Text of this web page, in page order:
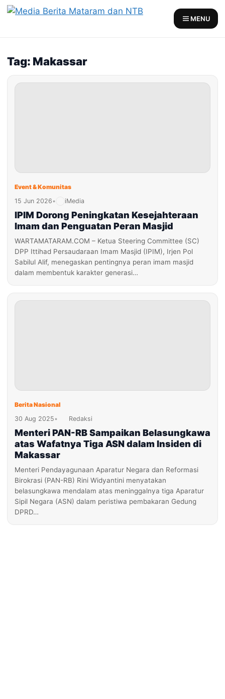
Skip
MENU
Tag: Makassar
Event & Komunitas
15 Jun 2026• iMedia
IPIM Dorong Peningkatan Kesejahteraan
Imam dan Penguatan Peran Masjid
WARTAMATARAM.COM – Ketua Steering Committee (SC)
DPP Ittihad Persaudaraan Imam Masjid (IPIM), Irjen Pol
Sabilul Alif, menegaskan pentingnya peran imam masjid
dalam membentuk karakter generasi…
Berita Nasional
30 Aug 2025• Redaksi
Menteri PAN-RB Sampaikan Belasungkawa
atas Wafatnya Tiga ASN dalam Insiden di
Makassar
Menteri Pendayagunaan Aparatur Negara dan Reformasi
Birokrasi (PAN-RB) Rini Widyantini menyatakan
belasungkawa mendalam atas meninggalnya tiga Aparatur
Sipil Negara (ASN) dalam peristiwa pembakaran Gedung
DPRD…